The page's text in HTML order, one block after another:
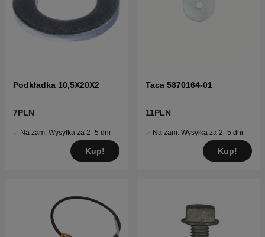
Podkładka 10,5X20X2
7PLN
Na zam. Wysyłka za 2–5 dni
Kup!
Taca 5870164-01
11PLN
Na zam. Wysyłka za 2–5 dni
Kup!